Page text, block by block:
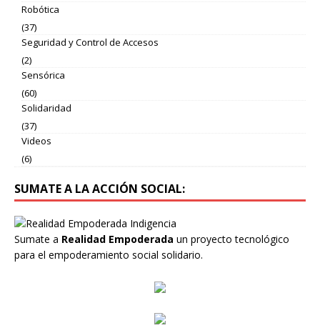
Robótica
(37)
Seguridad y Control de Accesos
(2)
Sensórica
(60)
Solidaridad
(37)
Videos
(6)
SUMATE A LA ACCIÓN SOCIAL:
Sumate a Realidad Empoderada un proyecto tecnológico
para el empoderamiento social solidario.